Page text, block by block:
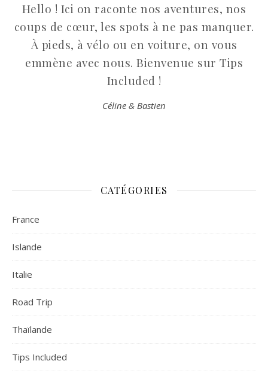
Hello ! Ici on raconte nos aventures, nos
coups de cœur, les spots à ne pas manquer.
À pieds, à vélo ou en voiture, on vous
emmène avec nous. Bienvenue sur Tips
Included !
Céline & Bastien
CATÉGORIES
France
Islande
Italie
Road Trip
Thaïlande
Tips Included